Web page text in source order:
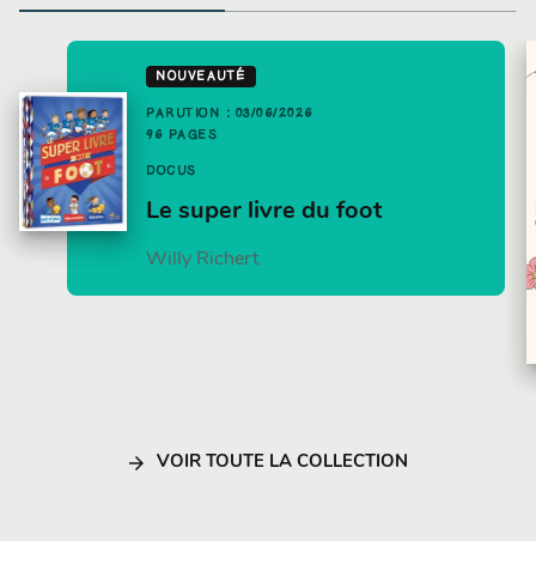
NOUVEAUTÉ
PARUTION : 03/06/2026
96 PAGES
DOCUS
Le super livre du foot
Willy Richert
arrow_forward VOIR TOUTE LA COLLECTION